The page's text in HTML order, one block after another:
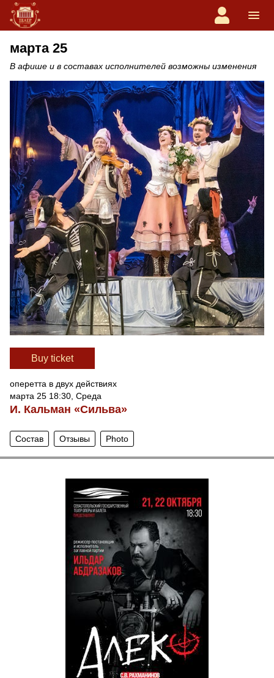
марта 25
В афише и в составах исполнителей возможны изменения
Вuy ticket
оперетта в двух действиях
марта 25 18:30, Среда
И. Кальман «Сильва»
Состав Отзывы Photo